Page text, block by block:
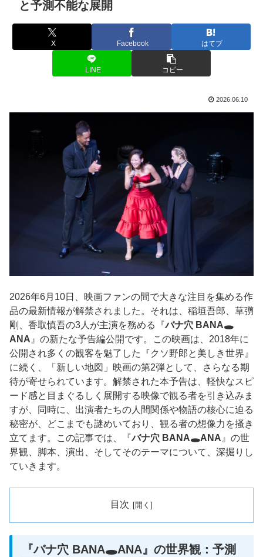
と予測不能な展開
X Facebook はてブ
LINE コピー
2026.06.10
2026年6月10日、映画ファンの間で大きな注目を集める作
品の最新情報が解禁されました。それは、稲垣吾郎、草彅
剛、香取慎吾の3人が主演を務める『バナ穴 BANA🕳️
ANA 』の新たな予告編公開です。この映画は、2018年に
公開され多くの観客を魅了した『クソ野郎と美しき世界』
に続く、「新しい地図」映画の第2弾として、さらなる期
待が寄せられています。解禁された本予告は、軽快なスピ
ード感と目まぐるしく展開する映像で観る者を引き込みま
すが、同時に、出演者たちの人間関係や物語の核心に迫る
秘密が、どこまでも謎めいており、観る者の想像力を掻き
立てます。この記事では、『バナ穴 BANA🕳️ANA 』の世
界観、脚本、演出、そしてそのテーマについて、深掘りし
ていきます。
目次
『バナ穴 BANA🕳️ANA』の世界観：予測